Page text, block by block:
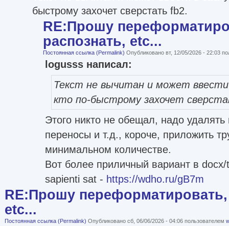
быстрому захочет сверстать fb2.
RE:Прошу
распознать, etc...
Постоянная ссылка (Permalink) Опубликовано вт, 12/05/2026 - 22:03
logusss написал:
Текст не вычитан и может
кто по-быстрому захочет
Этого никто не обещал, надо
переносы и т.д., короче, приложить
минимальном количестве.
Вот более приличный вариант в
sapienti sat - https://wdho.ru/gB7m
RE:Прошу переформатировать,
etc...
Постоянная ссылка (Permalink) Опубликовано сб, 06/06/2026 - 04:06 пользователем